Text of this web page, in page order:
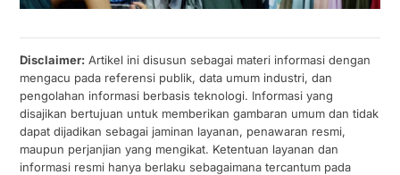
Disclaimer:Artikel ini disusun sebagai materi informasi dengan
mengacu pada referensi publik, data umum industri, dan
pengolahan informasi berbasis teknologi. Informasi yang
disajikan bertujuan untuk memberikan gambaran umum dan tidak
dapat dijadikan sebagai jaminan layanan, penawaran resmi,
maupun perjanjian yang mengikat. Ketentuan layanan dan
informasi resmi hanya berlaku sebagaimana tercantum pada